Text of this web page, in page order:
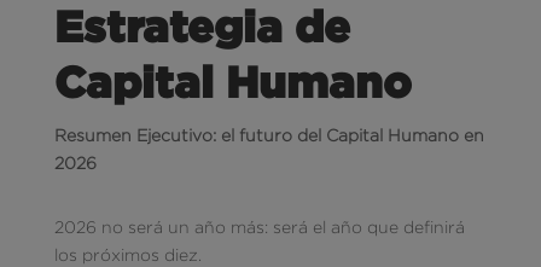
Estrategia de
Capital Humano
Resumen Ejecutivo: el futuro del Capital Humano en
2026
2026 no será un año más: será el año que definirá
los próximos diez.